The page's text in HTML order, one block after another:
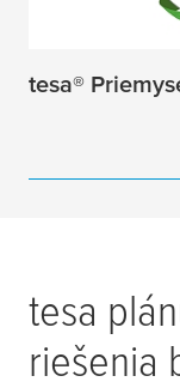
tesa®
tesa
riešenia